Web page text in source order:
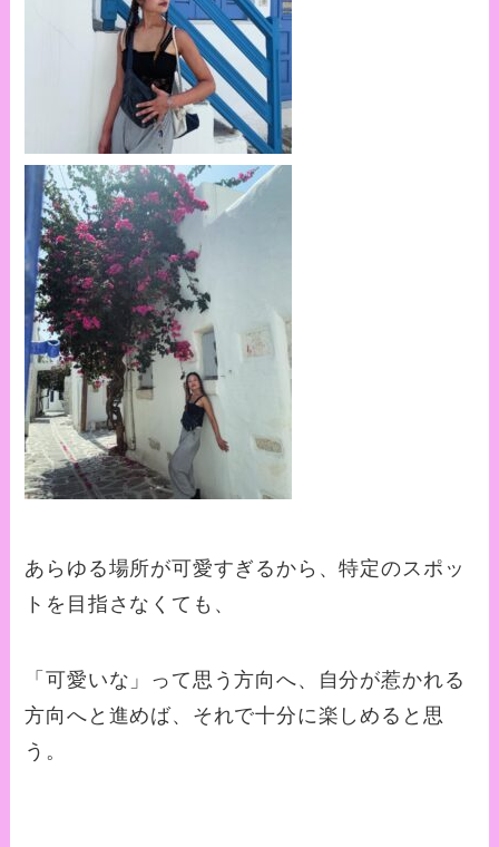
あらゆる場所が可愛すぎるから、特定のスポッ
トを目指さなくても、
「可愛いな」って思う方向へ、自分が惹かれる
方向へと進めば、それで十分に楽しめると思
う。